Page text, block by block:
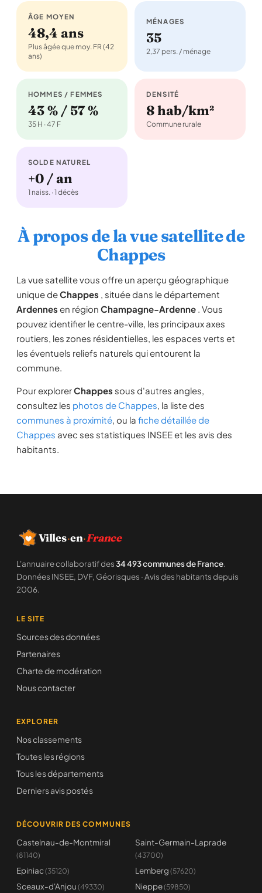
ÂGE MOYEN
48,4 ans
Plus âgée que moy. FR (42
ans)
MÉNAGES
35
2,37 pers. / ménage
HOMMES / FEMMES
43 % / 57 %
35 H · 47 F
DENSITÉ
8 hab/km²
Commune rurale
SOLDE NATUREL
+0 / an
1 naiss. · 1 décès
À propos de la vue satellite de
Chappes
La vue satellite vous offre un aperçu géographique
unique deChappes , située dans le département
Ardennes en région Champagne-Ardenne . Vous
pouvez identifier le centre-ville, les principaux axes
routiers, les zones résidentielles, les espaces verts et
les éventuels reliefs naturels qui entourent la
commune.
Pour explorerChappes sous d'autres angles,
consultez les photos de Chappes, la liste des
communes à proximité, ou la fiche détaillée de
Chappes avec ses statistiques INSEE et les avis des
habitants.
Villes·en·France
L'annuaire collaboratif des34 493 communes de France.
Données INSEE, DVF, Géorisques · Avis des habitants depuis
2006.
LE SITE
Sources des données
Partenaires
Charte de modération
Nous contacter
EXPLORER
Nos classements
Toutes les régions
Tous les départements
Derniers avis postés
DÉCOUVRIR DES COMMUNES
Castelnau-de-Montmiral
(81140)
Saint-Germain-Laprade
(43700)
Epiniac (35120) Lemberg (57620)
Sceaux-d'Anjou (49330) Nieppe(59850)